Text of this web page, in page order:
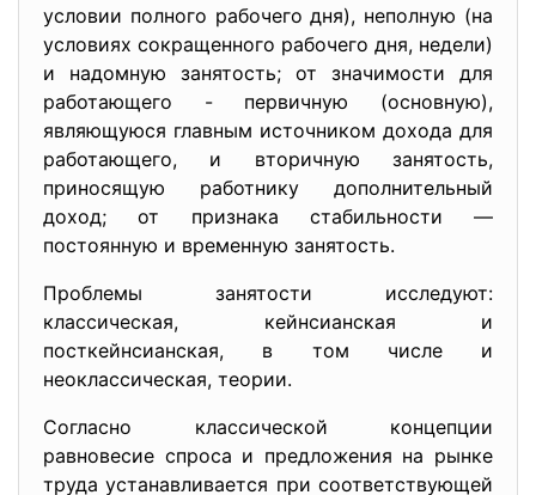
условии полного рабочего дня), неполную (на
условиях сокращенного рабочего дня, недели)
и надомную занятость; от значимости для
работающего - первичную (основную),
являющуюся главным источником дохода для
работающего, и вторичную занятость,
приносящую работнику дополнительный
доход; от признака стабильности —
постоянную и временную занятость.
Проблемы занятости исследуют:
классическая, кейнсианская и
посткейнсианская, в том числе и
неоклассическая, теории.
Согласно классической концепции
равновесие спроса и предложения на рынке
труда устанавливается при соответствующей